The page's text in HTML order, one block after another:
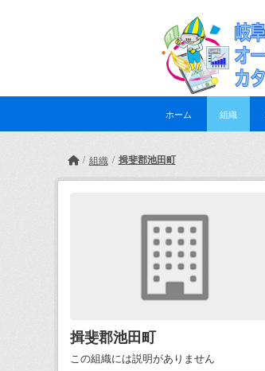
ホーム 組織
組織 揖斐郡池田町
揖斐郡池田町
この組織には説明がありません